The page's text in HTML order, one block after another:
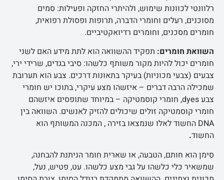
רלוונטי לכוונות שימוש, ולהיתרי החזקה ופעילות: סמים
מסוכנים, רעלים וחומרי הדברה, תרופות ופסולת רפואית,
חומרים מסכנים, וחומרים רדיואקטיביים.
השוואת חומרים: תפקיד ההשוואה הוא לתת מידע האם לשני
חומרים יכול להיות מקור משותף כלשהו: סיבי בגדים, שרידי ירי,
צבעים (צבעי מכוניות) בעיקר בתאונות דרכים. צבע הוא תערובת
שמכילה הרבה דברים – איזשהו מצע עיקרי, בתוכו יש חומרי
צבע dyes, חומרי קוסמטיקה – במיוחד שתופסים איזשהם
חומרי קוסמטיקה זולים שיכולים להזיק לאנשים. השוואה בין
DNA החשוד לאלו שנמצאו בזירה , המכנה המשותף הוא
החשוד.
סימן הוא חותם, הטבעה, או שארית חומר הניתנת להבחנה,
שמשאיר כלי כלשהו על גבי מצע כלשהו. עט, פטיש, נעל,